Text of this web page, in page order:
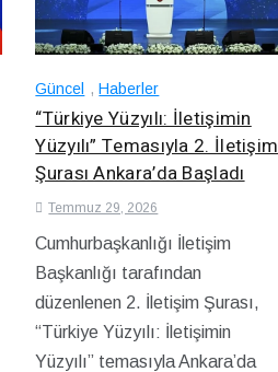
Güncel ,Haberler
“Türkiye Yüzyılı: İletişimin
Yüzyılı” Temasıyla 2. İletişim
Şurası Ankara’da Başladı
Temmuz 29, 2026
Cumhurbaşkanlığı İletişim
Başkanlığı tarafından
düzenlenen 2. İletişim Şurası,
“Türkiye Yüzyılı: İletişimin
Yüzyılı” temasıyla Ankara’da